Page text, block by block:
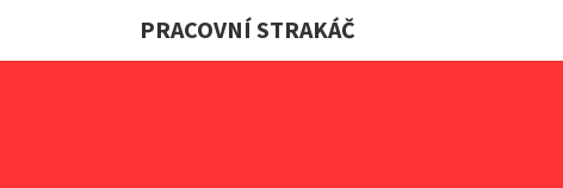
PRACOVNÍ STRAKÁČ